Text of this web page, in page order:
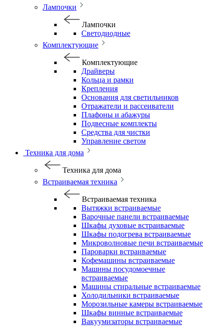
Лампочки
Лампочки
Светодиодные
Комплектующие
Комплектующие
Драйверы
Кольца и рамки
Крепления
Основания для светильников
Отражатели и рассеиватели
Плафоны и абажуры
Подвесные комплекты
Средства для чистки
Управление светом
Техника для дома
Техника для дома
Встраиваемая техника
Встраиваемая техника
Вытяжки встраиваемые
Варочные панели встраиваемые
Шкафы духовые встраиваемые
Шкафы подогрева встраиваемые
Микроволновые печи встраиваемые
Пароварки встраиваемые
Кофемашины встраиваемые
Машины посудомоечные
встраиваемые
Машины стиральные встраиваемые
Холодильники встраиваемые
Морозильные камеры встраиваемые
Шкафы винные встраиваемые
Вакуумизаторы встраиваемые